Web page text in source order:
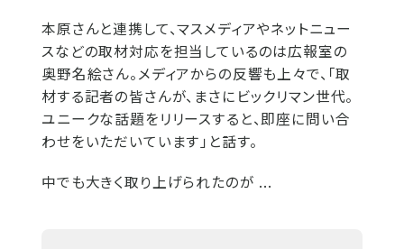
本原さんと連携して、マスメディアやネットニュー
スなどの取材対応を担当しているのは広報室の
奥野名絵さん。メディアからの反響も上々で、「取
材する記者の皆さんが、まさにビックリマン世代。
ユニークな話題をリリースすると、即座に問い合
わせをいただいています」と話す。
中でも大きく取り上げられたのが ...